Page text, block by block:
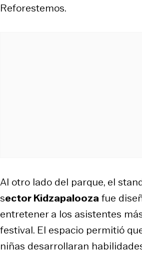
Reforestemos.
Al otro lado del parque, el
sector Kidzapaloozafue
entretener a los asistentes
festival. El espacio permitió
niñas desarrollaran